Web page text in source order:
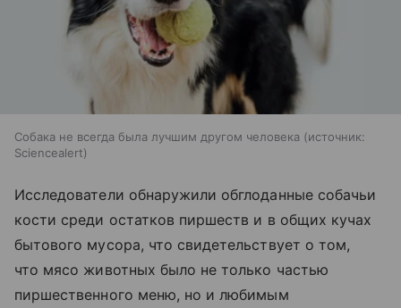
Собака не всегда была лучшим другом человека
источник:
Sciencealert
Исследователи обнаружили обглоданные собачьи
кости среди остатков пиршеств и в общих кучах
бытового мусора, что свидетельствует о том,
что мясо животных было не только частью
пиршественного меню, но и любимым